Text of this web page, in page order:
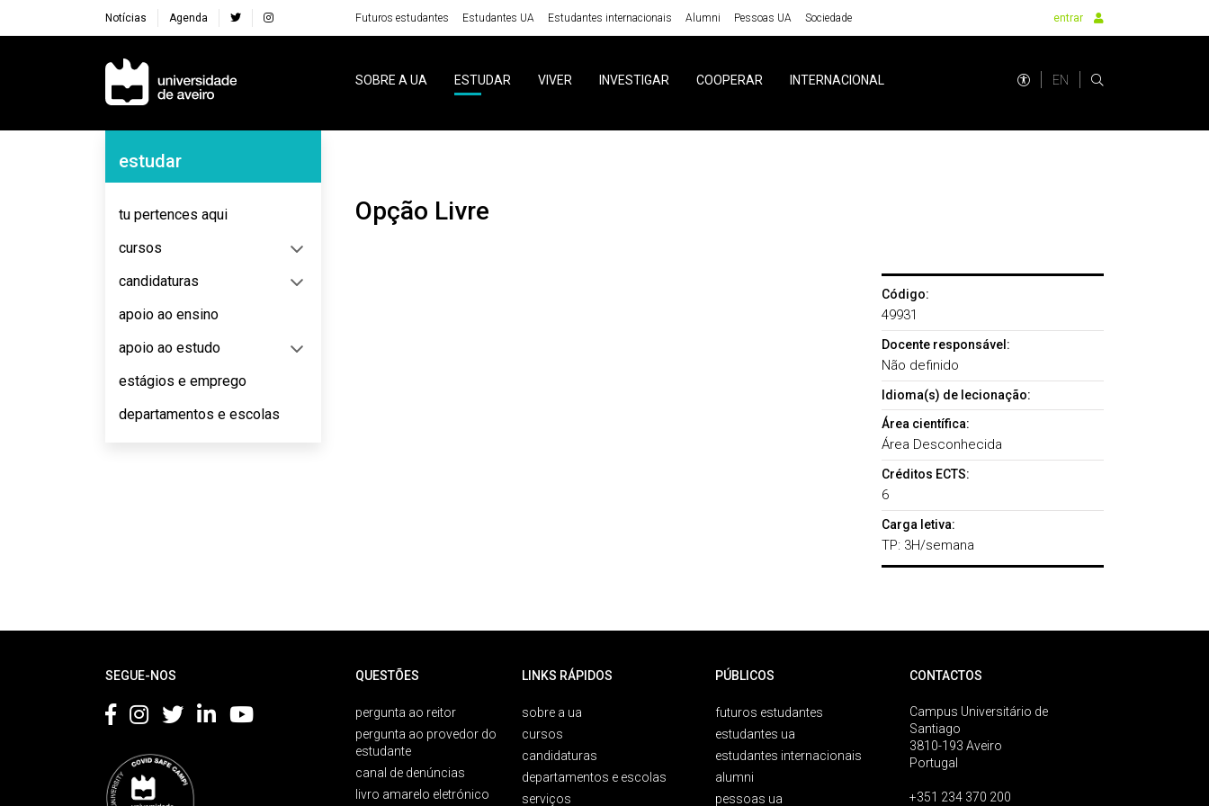
Notícias Agenda Futuros estudantes Estudantes UA Estudantes internacionais Alumni Pessoas UA Sociedade entrar
Navegação Principal
SOBRE A UA ESTUDAR VIVER INVESTIGAR COOPERAR INTERNACIONAL EN
Navegação Lateral
estudar
tu pertences aqui
cursos
candidaturas
apoio ao ensino
apoio ao estudo
estágios e emprego
departamentos e escolas
Opção Livre
Código:
49931
Docente responsável:
Não definido
Idioma(s) de lecionação:
Área científica:
Área Desconhecida
Créditos ECTS:
6
Carga letiva:
TP: 3H/semana
SEGUE-NOS QUESTÕES
pergunta ao reitor
pergunta ao provedor do
estudante
canal de denúncias
livro amarelo eletrónico
LINKS RÁPIDOS
sobre a ua
cursos
candidaturas
departamentos e escolas
serviços
PÚBLICOS
futuros estudantes
estudantes ua
estudantes internacionais
alumni
pessoas ua
CONTACTOS
Campus Universitário de
Santiago
3810-193 Aveiro
Portugal
+351 234 370 200